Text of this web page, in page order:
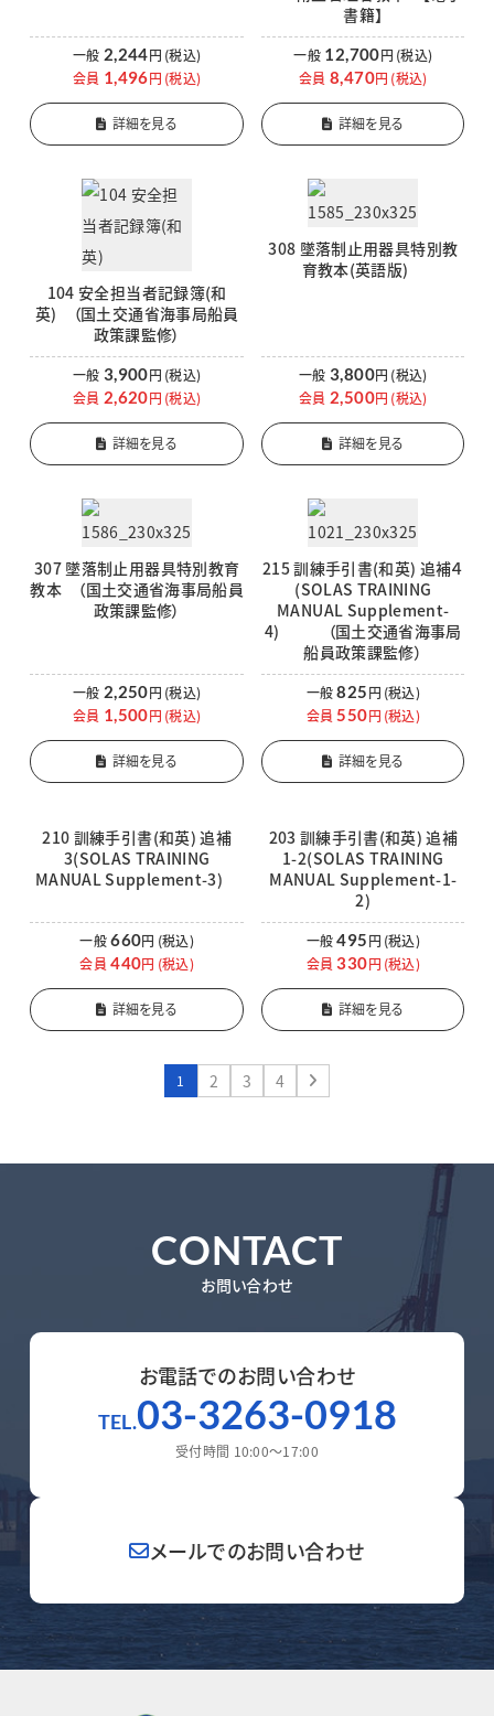
一般 2,244円 (税込)
会員 1,496円 (税込)
詳細を見る
書籍】
一般 12,700円 (税込)
会員 8,470円 (税込)
詳細を見る
104 安全担当者記録簿(和
英) （国土交通省海事局船員
政策課監修）
一般 3,900円 (税込)
会員 2,620円 (税込)
詳細を見る
308 墜落制止用器具特別教
育教本(英語版)
一般 3,800円 (税込)
会員 2,500円 (税込)
詳細を見る
307 墜落制止用器具特別教育
教本 （国土交通省海事局船員
政策課監修）
一般 2,250円 (税込)
会員 1,500円 (税込)
詳細を見る
215 訓練手引書(和英) 追補４
(SOLAS TRAINING
MANUAL Supplement-
4) （国土交通省海事局
船員政策課監修）
一般 825円 (税込)
会員 550円 (税込)
詳細を見る
210 訓練手引書(和英) 追補
3(SOLAS TRAINING
MANUAL Supplement-3)
一般660円 (税込)
会員 440円 (税込)
詳細を見る
203 訓練手引書(和英) 追補
1-2(SOLAS TRAINING
MANUAL Supplement-1-
2)
一般 495円 (税込)
会員 330円 (税込)
詳細を見る
1 2 3 4
CONTACT
お問い合わせ
お電話でのお問い合わせ
TEL.03-3263-0918
受付時間 10:00～17:00
メールでのお問い合わせ